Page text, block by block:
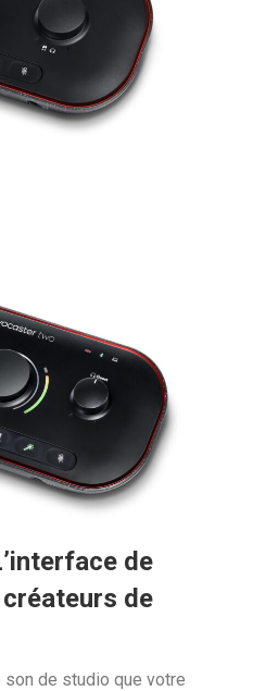
de
de
de studio que votre